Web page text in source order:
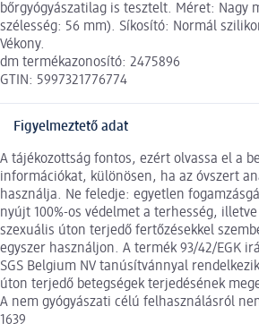
bőrgyógyászatilag is tesztelt. Méret: Nagy
szélesség: 56 mm). Síkosító: Normál
Vékony.
dm termékazonosító: 2475896
GTIN: 5997321776774
Figyelmeztető adat
A tájékozottság fontos, ezért olvassa el a
információkat, különösen, ha az óvszert
használja. Ne feledje: egyetlen
nyújt 100%-os védelmet a terhesség, illetve
szexuális úton terjedő fertőzésekkel
egyszer használjon. A termék 93/42/EGK
SGS Belgium NV tanúsítvánnyal
úton terjedő betegségek terjedésének
A nem gyógyászati célú felhasználásról
1639